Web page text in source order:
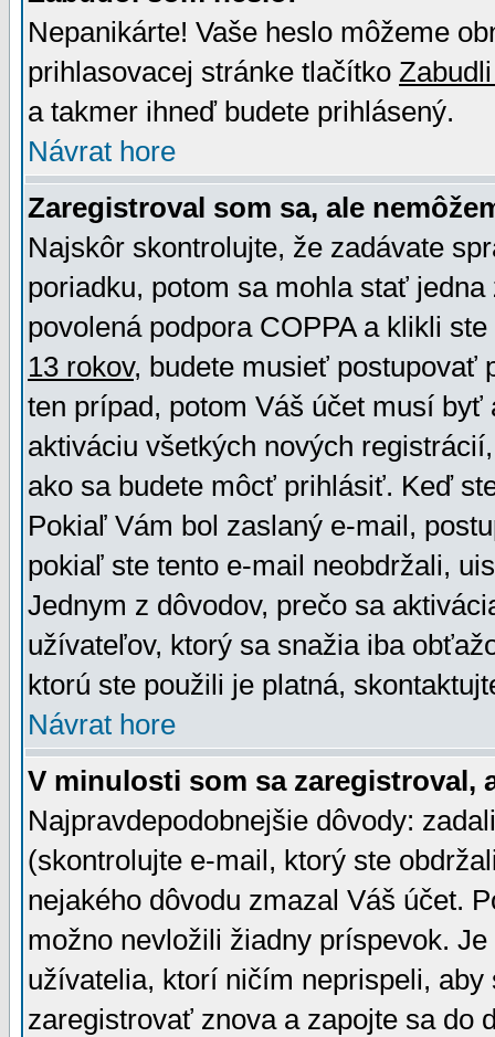
Nepanikárte! Vaše heslo môžeme
prihlasovacej stránke tlačítko
a takmer ihneď budete prihlásený.
Návrat hore
Zaregistroval som sa, ale
Najskôr skontrolujte, že zadávate
poriadku, potom sa mohla stať
povolená podpora COPPA a klikli
13 rokov, budete musieť postupovať
ten prípad, potom Váš účet musí
aktiváciu všetkých nových
ako sa budete môcť prihlásiť. Keď
Pokiaľ Vám bol zaslaný e-mail,
pokiaľ ste tento e-mail neobdržali,
Jednym z dôvodov, prečo sa
užívateľov, ktorý sa snažia iba
ktorú ste použili je platná,
Návrat hore
V minulosti som sa zaregistroval,
Najpravdepodobnejšie dôvody:
(skontrolujte e-mail, ktorý ste
nejakého dôvodu zmazal Váš účet.
možno nevložili žiadny príspevok.
užívatelia, ktorí ničím neprispeli,
zaregistrovať znova a zapojte sa do